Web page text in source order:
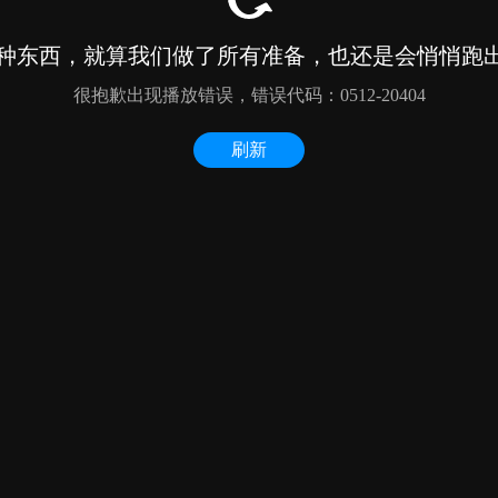
东西，就算我们做了所有准备，也还是会悄悄跑
很抱歉出现播放错误，错误代码：0512-20404
刷新